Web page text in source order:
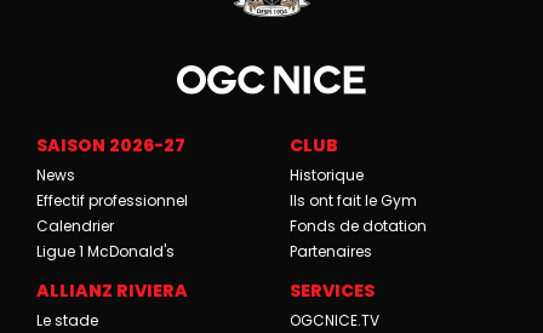
SAISON 2026-27
News
Effectif professionnel
Calendrier
Ligue 1 McDonald's
CLUB
Historique
Ils ont fait le Gym
Fonds de dotation
Partenaires
ALLIANZ RIVIERA
Le stade
SERVICES
OGCNICE.TV